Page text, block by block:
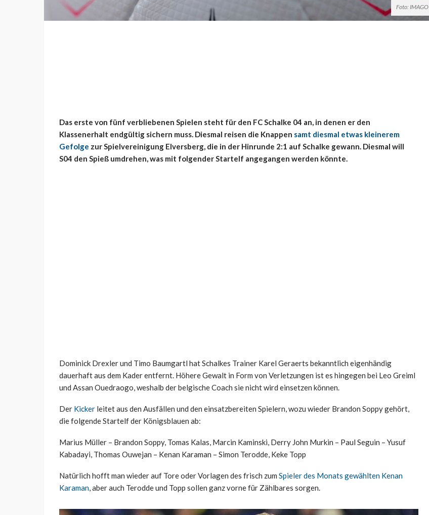
Foto: IMAGO
Das erste von fünf verbliebenen Spielen steht für den FC Schalke 04 an, in denen er den
Klassenerhalt endgültig sichern muss. Diesmal reisen die Knappen samt diesmal etwas kleinerem
Gefolge zur Spielvereinigung Elversberg, die in der Hinrunde 2:1 auf Schalke gewann. Diesmal will
S04 den Spieß umdrehen, was mit folgender Startelf angegangen werden könnte.
Dominick Drexler und Timo Baumgartl hat Schalkes Trainer Karel Geraerts bekanntlich eigenhändig
dauerhaft aus dem Kader entfernt. Höhere Gewalt in Form von Verletzungen ist es hingegen bei Leo Greiml
und Assan Ouedraogo, weshalb der belgische Coach sie nicht wird einsetzen können.
Der Kicker leitet aus den Ausfällen und den einsatzbereiten Spielern, wozu wieder Brandon Soppy gehört,
die folgende Startelf der Königsblauen ab:
Marius Müller – Brandon Soppy, Tomas Kalas, Marcin Kaminski, Derry John Murkin – Paul Seguin – Yusuf
Kabadayi, Thomas Ouwejan – Kenan Karaman – Simon Terodde, Keke Topp
Natürlich hofft man wieder auf Tore oder Vorlagen des frisch zum Spieler des Monats gewählten Kenan
Karaman, aber auch Terodde und Topp sollen ganz vorne für Zählbares sorgen.